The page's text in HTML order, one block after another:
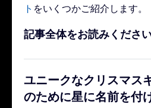
ト をいくつかご紹介します。
記事全体をお読みください
ユニークなクリスマス
のために星に名前を付